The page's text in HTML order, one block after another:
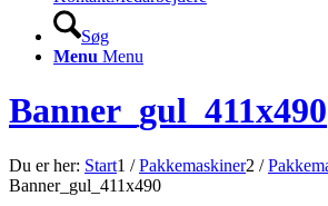
Søg
Menu Menu
Banner_gul_411x490
Du er her: Start1 / Pakkemaskiner2 /
Banner_gul_411x490